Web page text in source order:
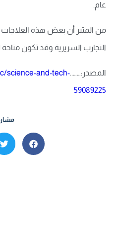
عام.
من المثير أن بعض هذه العلاجات
التجارب السريرية وقد تكون متاحة
المصدر:……..science-and-tech-
59089225